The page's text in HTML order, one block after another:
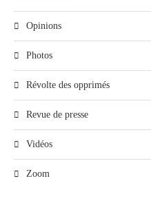
Opinions
Photos
Révolte des opprimés
Revue de presse
Vidéos
Zoom